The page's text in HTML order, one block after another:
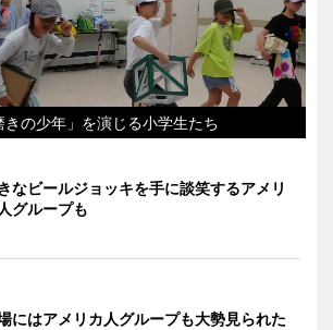
の少年」を演じる小学生たち
なビールジョッキを手に談笑するアメリ
グループも
にはアメリカ人グループも大勢見られた